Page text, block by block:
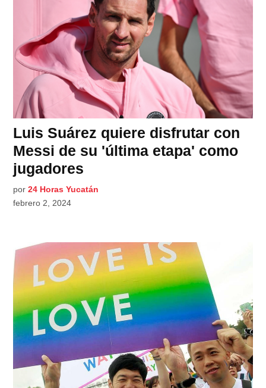
Luis Suárez quiere disfrutar con
Messi de su 'última etapa' como
jugadores
por 24 Horas Yucatán
febrero 2, 2024